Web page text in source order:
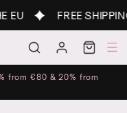
EU FREE
in
Cart
from €80 & 20% from